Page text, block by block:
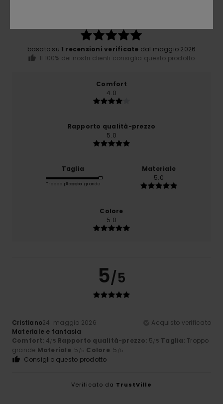
basato su 1 recensioni verificate dal maggio 2026
Il 100% dei nostri clienti consiglia questo prodotto
Comfort
4.0
Rapporto qualità-prezzo
5.0
Taglia
Troppo piccoloTroppo grande
Materiale
5.0
Colore
5.0
5/5
Cristiano24. maggio 2026
Acquisto verificato
Materiale e fantasia
Comfort: 4/5 Rapporto qualità-prezzo: 5/5 Taglia: Troppo
grande Materiale: 5 /5 Colore: 5 /5
Consiglio questo prodotto
Verificato da TrustVille